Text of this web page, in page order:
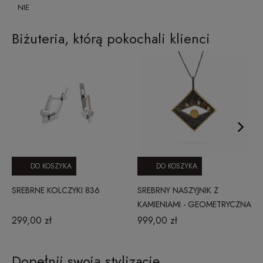
NIE
Biżuteria, którą pokochali klienci
SREBRNE KOLCZYKI 836
299,00 zł
DO KOSZYKA
SREBRNY NASZYJNIK Z
KAMIENIAMI - GEOMETRYCZNA
FORMA
999,00 zł
DO KOSZYKA